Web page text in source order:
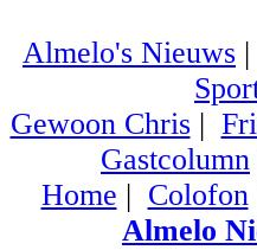
Almelo's Nieuws |
Gewoon Chris|
Gastcolumn
Home | Colofon
Almelo